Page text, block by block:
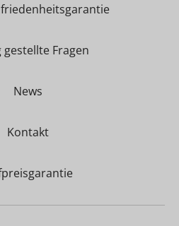
gestellte Fragen
News
Kontakt